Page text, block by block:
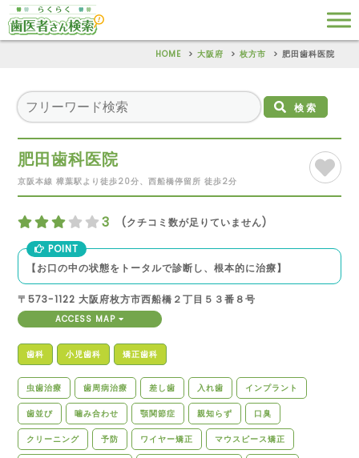
HOME 大阪府 枚方市 肥田歯科医院
検索
肥田歯科医院
京阪本線 樟葉駅より徒歩20分、西船橋停留所 徒歩2分
3
(クチコミ数が足りていません)
POINT
【お口の中の状態をトータルで診断し、根本的に治療】
〒573-1122 大阪府枚方市西船橋２丁目５３番８号
ACCESS MAP
歯科 小児歯科 矯正歯科
虫歯治療 歯周病治療 差し歯 入れ歯 インプラント
歯並び 噛み合わせ 顎関節症 親知らず 口臭
クリーニング 予防 ワイヤー矯正 マウスピース矯正